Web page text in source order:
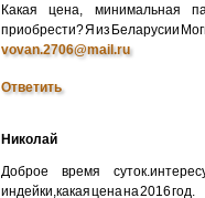
Какая цена, минимальная
приобрести? Я из Беларусии
vovan.2706@mail.ru
Ответить
Николай
Доброе время
индейки,какая цена на 2016 год.